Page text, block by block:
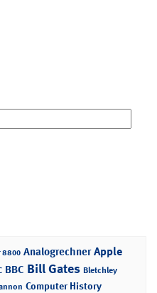
8800 Analogrechner Apple
BBC Bill Gates Bletchley
Computer History